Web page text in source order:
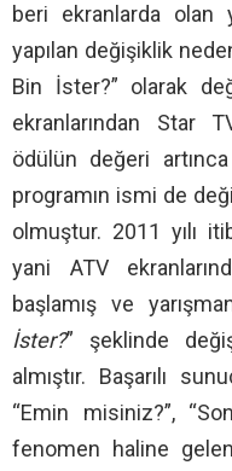
beri ekranlarda olan
yapılan değişiklik
Bin İster?” olarak
ekranlarından Star
ödülün değeri
programın ismi de
olmuştur. 2011 yılı
yani ATV
başlamış ve
İster?” şeklinde
almıştır. Başarılı
“Emin misiniz?”,
fenomen haline